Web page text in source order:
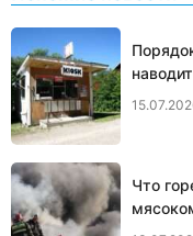
Что